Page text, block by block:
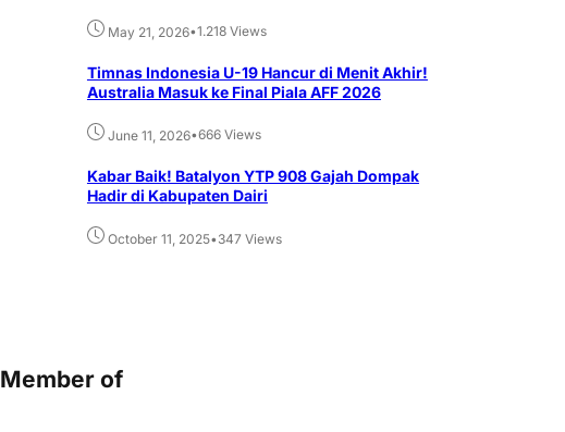
May 21, 2026•1.218 Views
Timnas Indonesia U-19 Hancur di Menit Akhir!
Australia Masuk ke Final Piala AFF 2026
June 11, 2026•666 Views
Kabar Baik! Batalyon YTP 908 Gajah Dompak
Hadir di Kabupaten Dairi
October 11, 2025•347 Views
Member of